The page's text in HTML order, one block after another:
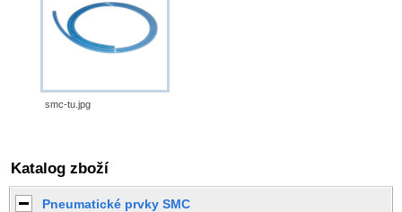
smc-tu.jpg
Katalog zboží
Pneumatické prvky SMC